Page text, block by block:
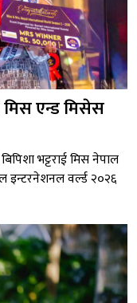
मिस एन्ड मिसेस
भट्टराई मिस नेपाल
इन्टरनेशनल वर्ल्ड २०२६